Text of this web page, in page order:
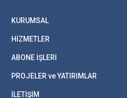
KURUMSAL
HİZMETLER
ABONE İŞLERİ
PROJELER ve YATIRIMLAR
İLETİŞİM